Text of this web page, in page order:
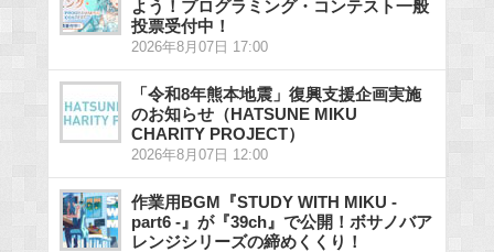
よう！プログラミング・コンテスト一般
投票受付中！
2026年8月07日 17:00
「令和8年熊本地震」復興支援企画実施
のお知らせ（HATSUNE MIKU
CHARITY PROJECT）
2026年8月07日 12:00
作業用BGM『STUDY WITH MIKU -
part6 -』が『39ch』で公開！ボサノバア
レンジシリーズの締めくくり！